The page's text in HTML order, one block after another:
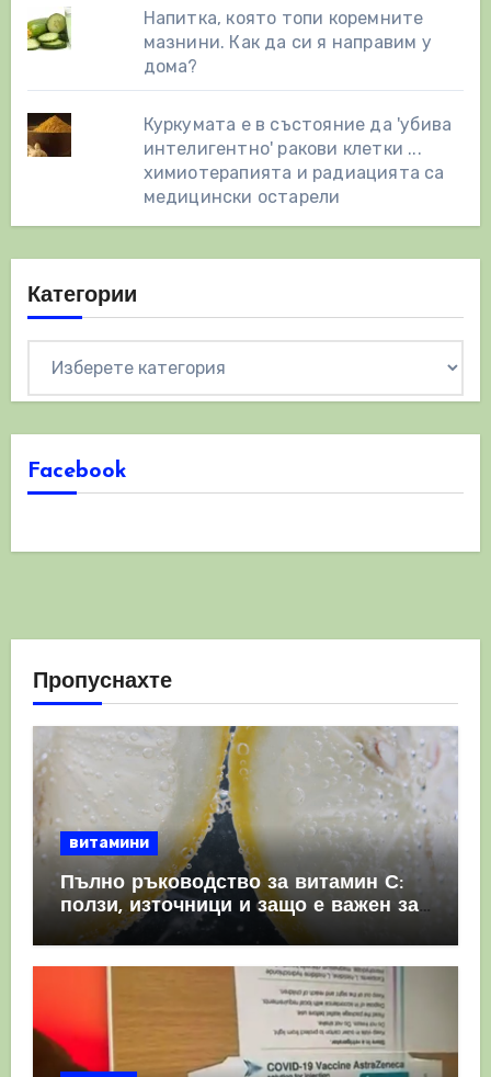
Напитка, която топи коремните
мазнини. Как да си я направим у
дома?
Куркумата е в състояние да 'убива
интелигентно' ракови клетки ...
химиотерапията и радиацията са
медицински остарели
Категории
Facebook
Пропуснахте
витамини
Пълно ръководство за витамин С:
ползи, източници и защо е важен за
имунната система